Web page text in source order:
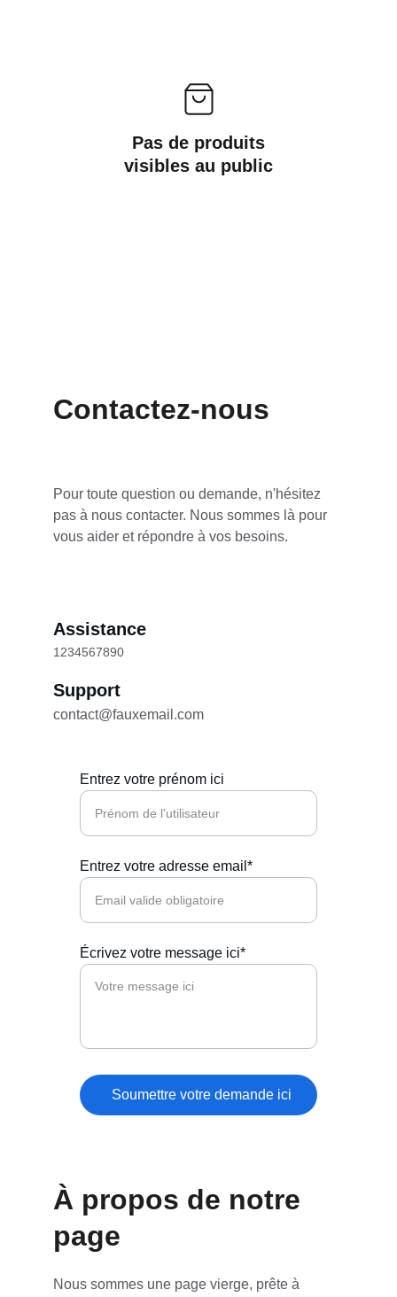
Pas de produits
visibles au public
Contactez-nous
Pour toute question ou demande, n'hésitez
pas à nous contacter. Nous sommes là pour
vous aider et répondre à vos besoins.
Assistance
1234567890
Support
contact@fauxemail.com
Entrez votre prénom ici
Entrez votre adresse email*
Écrivez votre message ici*
Soumettre votre demande ici
À propos de notre
page
Nous sommes une page vierge, prête à